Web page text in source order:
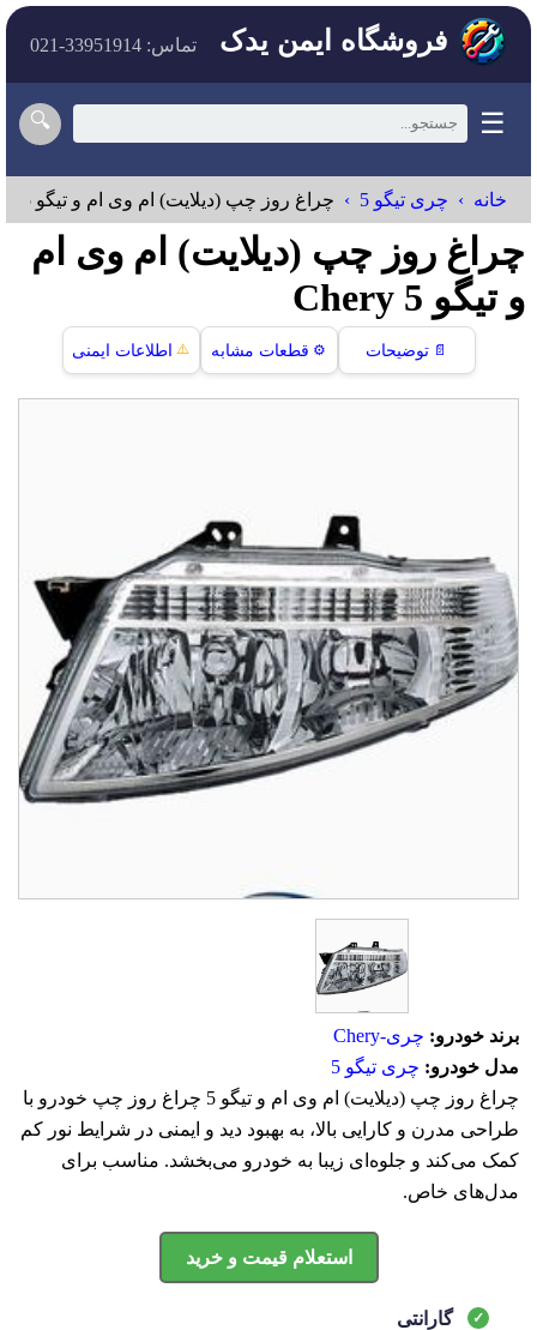
فروشگاه ایمن یدک تماس: 33951914-021
☰
🔍
خانه چری تیگو 5 چراغ روز چپ (دیلایت) ام وی ام و تیگو 5
چراغ روز چپ (دیلایت) ام وی ام
و تیگو 5 Chery
📄 توضیحات ⚙️ قطعات مشابه ⚠️ اطلاعات ایمنی
برند خودرو: چری-Chery
مدل خودرو: چری تیگو 5
چراغ روز چپ (دیلایت) ام وی ام و تیگو 5 چراغ روز چپ خودرو با
طراحی مدرن و کارایی بالا، به بهبود دید و ایمنی در شرایط نور کم
کمک می‌کند و جلوه‌ای زیبا به خودرو می‌بخشد. مناسب برای
مدل‌های خاص.
استعلام قیمت و خرید
گارانتی